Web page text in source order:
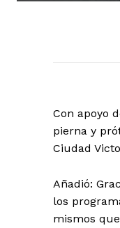
Con apoyo
pierna y
Ciudad
Añadió:
los
mismos